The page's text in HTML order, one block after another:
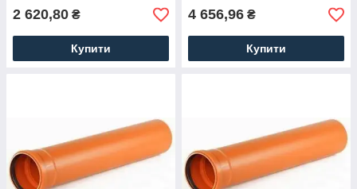
2 620,80 ₴
Купити
4 656,96 ₴
Купити